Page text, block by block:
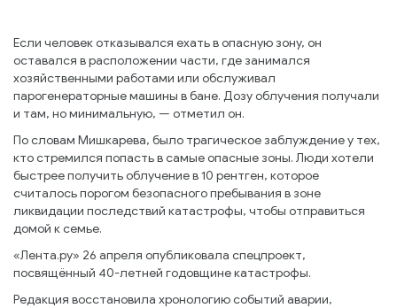
Если человек отказывался ехать в опасную зону, он
оставался в расположении части, где занимался
хозяйственными работами или обслуживал
парогенераторные машины в бане. Дозу облучения получали
и там, но минимальную, — отметил он.
По словам Мишкарева, было трагическое заблуждение у тех,
кто стремился попасть в самые опасные зоны. Люди хотели
быстрее получить облучение в 10 рентген, которое
считалось порогом безопасного пребывания в зоне
ликвидации последствий катастрофы, чтобы отправиться
домой к семье.
«Лента.ру» 26 апреля опубликовала спецпроект,
посвящённый 40-летней годовщине катастрофы.
Редакция восстановила хронологию событий аварии,